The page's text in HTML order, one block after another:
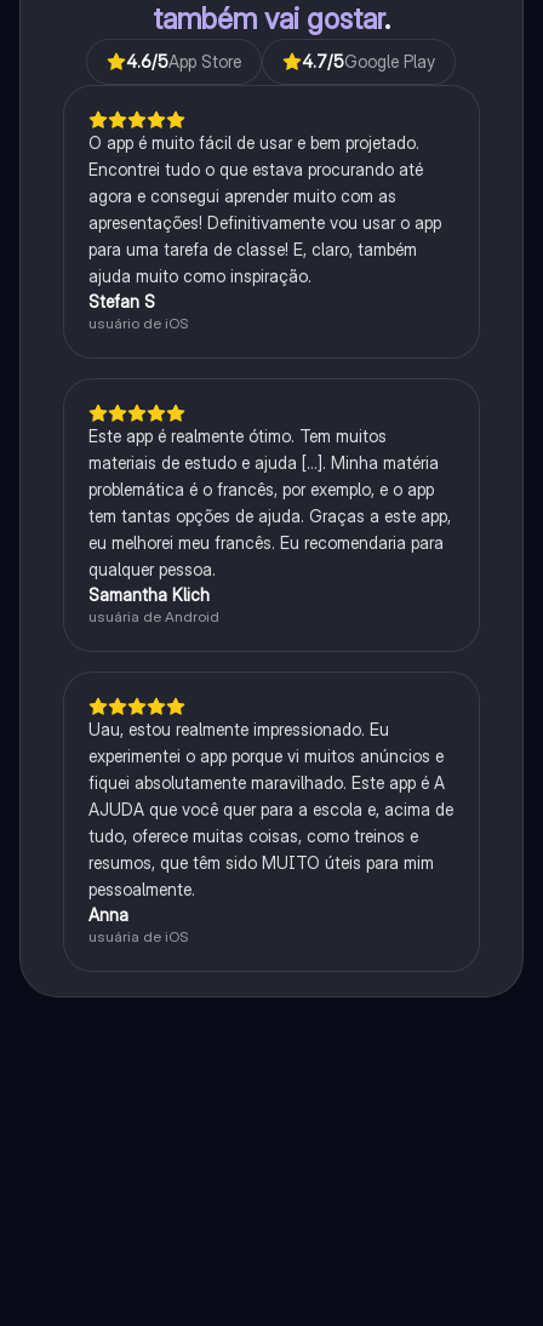
também vai gostar.
4.6/5App Store 4.7/5Google Play
O app é muito fácil de usar e bem projetado.
Encontrei tudo o que estava procurando até
agora e consegui aprender muito com as
apresentações! Definitivamente vou usar o app
para uma tarefa de classe! E, claro, também
ajuda muito como inspiração.
Stefan S
usuário de iOS
Este app é realmente ótimo. Tem muitos
materiais de estudo e ajuda [...]. Minha matéria
problemática é o francês, por exemplo, e o app
tem tantas opções de ajuda. Graças a este app,
eu melhorei meu francês. Eu recomendaria para
qualquer pessoa.
Samantha Klich
usuária de Android
Uau, estou realmente impressionado. Eu
experimentei o app porque vi muitos anúncios e
fiquei absolutamente maravilhado. Este app é A
AJUDA que você quer para a escola e, acima de
tudo, oferece muitas coisas, como treinos e
resumos, que têm sido MUITO úteis para mim
pessoalmente.
Anna
usuária de iOS